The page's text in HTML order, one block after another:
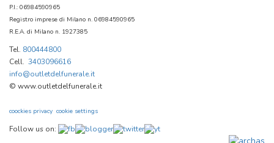
P.I.: 06984590965
Registro imprese di Milano n. 06984590965
R.E.A. di Milano n. 1927385
Tel. 800444800
Cell. 3403096616
info@outletdelfunerale.it
© www.outletdelfunerale.it
coockies privacy cookie settings
Follow us on: